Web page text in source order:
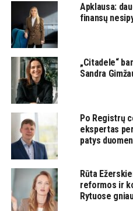
Apklausa:
finansų
„Citadele“
Sandra
Po Registrų
ekspertas
patys
Rūta
reformos ir
Rytuose